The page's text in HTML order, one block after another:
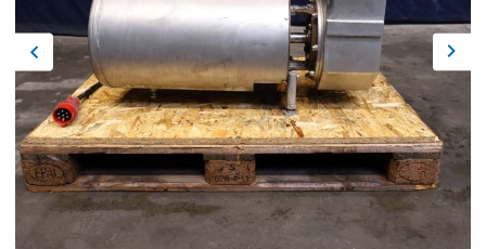
to
go
to
the
selected
search
result.